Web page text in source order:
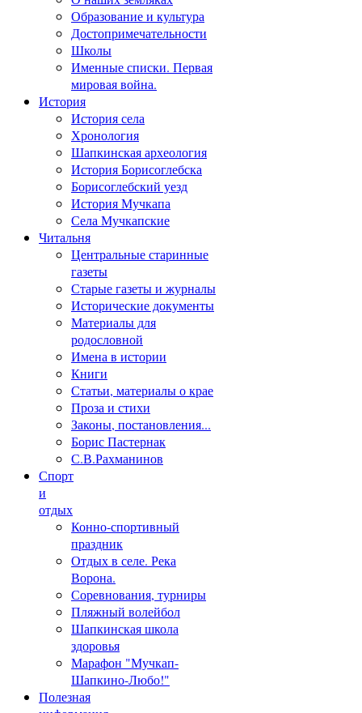
Образование и культура
Достопримечательности
Школы
Именные списки. Первая
мировая война.
История
История села
Хронология
Шапкинская археология
История Борисоглебска
Борисоглебский уезд
История Мучкапа
Села Мучкапские
Читальня
Центральные старинные
газеты
Старые газеты и журналы
Исторические документы
Материалы для
родословной
Имена в истории
Книги
Статьи, материалы о крае
Проза и стихи
Законы, постановления...
Борис Пастернак
С.В.Рахманинов
Спорт
и
отдых
Конно-спортивный
праздник
Отдых в селе. Река
Ворона.
Соревнования, турниры
Пляжный волейбол
Шапкинская школа
здоровья
Марафон "Мучкап-
Шапкино-Любо!"
Полезная